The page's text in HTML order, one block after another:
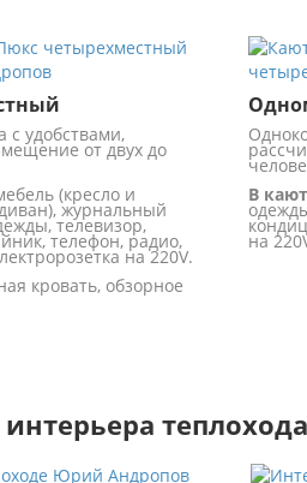
с удобствами,
от двух до
(кресло и
журнальный
телевизор,
телефон, радио,
на 220V.
кровать, обзорное
В
на
теплохода